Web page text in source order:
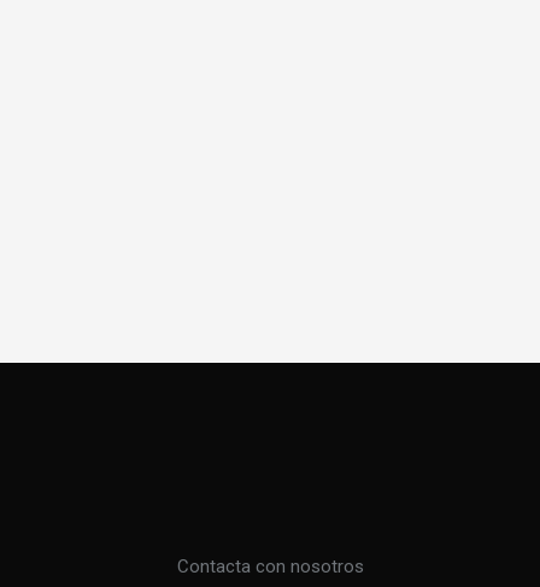
Contacta con nosotros